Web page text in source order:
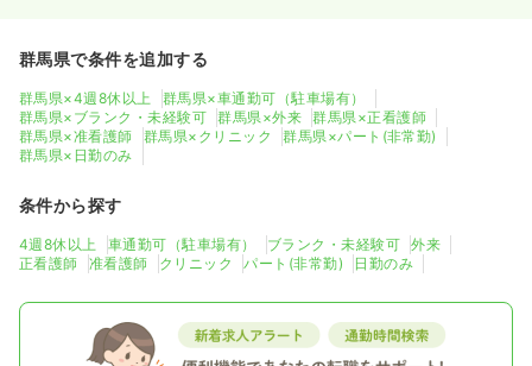
群馬県で条件を追加する
群馬県×4週8休以上
群馬県×車通勤可（駐車場有）
群馬県×ブランク・未経験可
群馬県×外来
群馬県×正看護師
群馬県×准看護師
群馬県×クリニック
群馬県×パート(非常勤)
群馬県×日勤のみ
条件から探す
4週8休以上 車通勤可（駐車場有） ブランク・未経験可
外来
正看護師
准看護師 クリニック パート(非常勤) 日勤のみ